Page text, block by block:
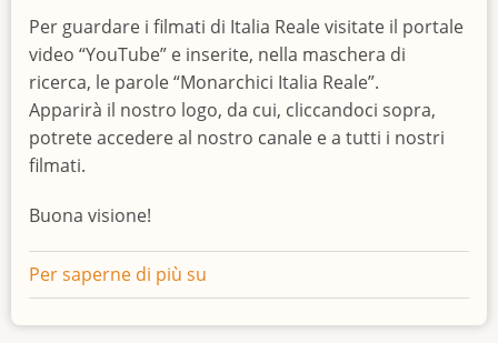
Per guardare i filmati di Italia Reale visitate il portale
video “YouTube” e inserite, nella maschera di
ricerca, le parole “Monarchici Italia Reale”.
Apparirà il nostro logo, da cui, cliccandoci sopra,
potrete accedere al nostro canale e a tutti i nostri
filmati.
Buona visione!
Per saperne di più su
programmi
online